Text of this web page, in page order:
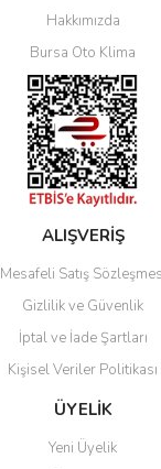
Yorum Yaz
Hakkımızda
Bursa Oto Klima
ALIŞVERİŞ
Mesafeli Satış
Gizlilik ve Güvenlik
İptal ve İade Şartları
Kişisel Veriler Politikası
ÜYELİK
Yeni Üyelik